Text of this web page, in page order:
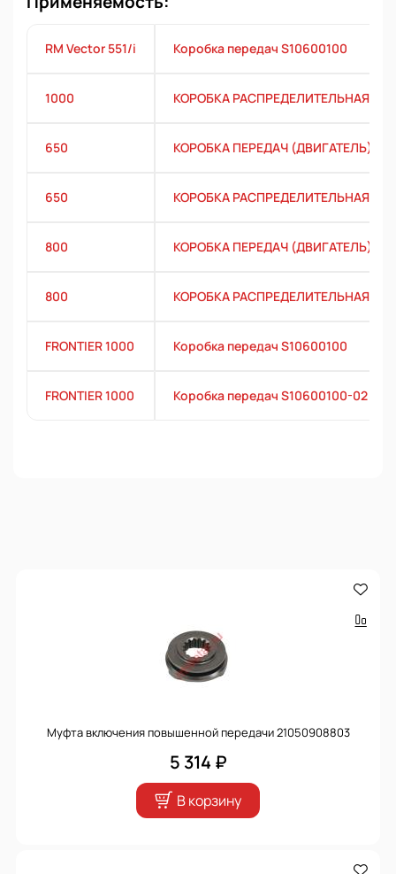
RM Vector 551/i Коробка передач S10600100
1000 КОРОБКА РАСПРЕДЕЛИТЕЛЬНАЯ
650 КОРОБКА ПЕРЕДАЧ (ДВИГАТЕЛЬ)
650 КОРОБКА РАСПРЕДЕЛИТЕЛЬНАЯ
800 КОРОБКА ПЕРЕДАЧ (ДВИГАТЕЛЬ)
800 КОРОБКА РАСПРЕДЕЛИТЕЛЬНАЯ
FRONTIER 1000 Коробка передач S10600100
FRONTIER 1000 Коробка передач S10600100-02
Муфта включения повышенной передачи 21050908803
5 314 ₽
В корзину